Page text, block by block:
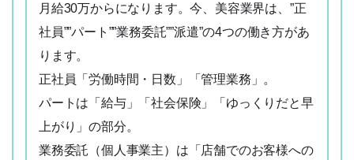
月給30万からになります。今、美容業界は、”正
社員””パート””業務委託””派遣”の4つの働き方があ
ります。
正社員「労働時間・日数」「管理業務」。
パートは「給与」「社会保険」「ゆっくりだと早
上がり」の部分。
業務委託（個人事業主）は「店舗でのお客様への